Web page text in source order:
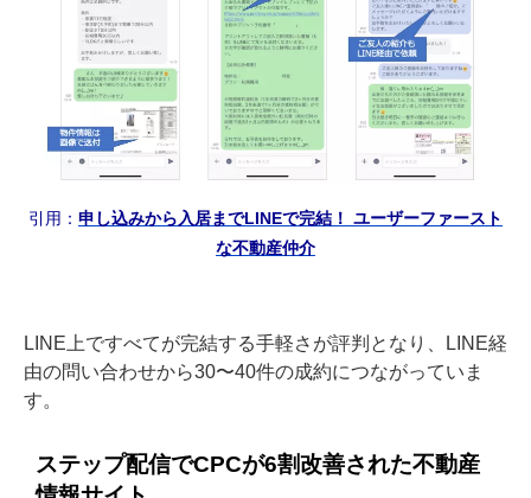
引用： 申し込みから入居までLINEで完結！ ユーザーファースト
な不動産仲介
LINE上ですべてが完結する手軽さが評判となり、LINE経
由の問い合わせから30〜40件の成約につながっていま
す。
ステップ配信でCPCが6割改善された不動産